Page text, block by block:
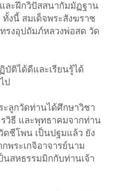
ละฝึกวิปัสสนากัมมัฏฐาน
งนี้ สมเด็จพระสังฆราช
รงอุปถัมภ์หลวงพ่อสด วัด
บัติได้ดีและเรียนรู้ได้
ป
ะลูกวัดท่านได้ศึกษาวิชา
วิธี และพุทธาคมจากท่าน
ชีโพน เป็นปฐมแล้ว ยัง
กพระเกจิอาจารย์นาม
นสหธรรมมิกกับท่านเจ้า